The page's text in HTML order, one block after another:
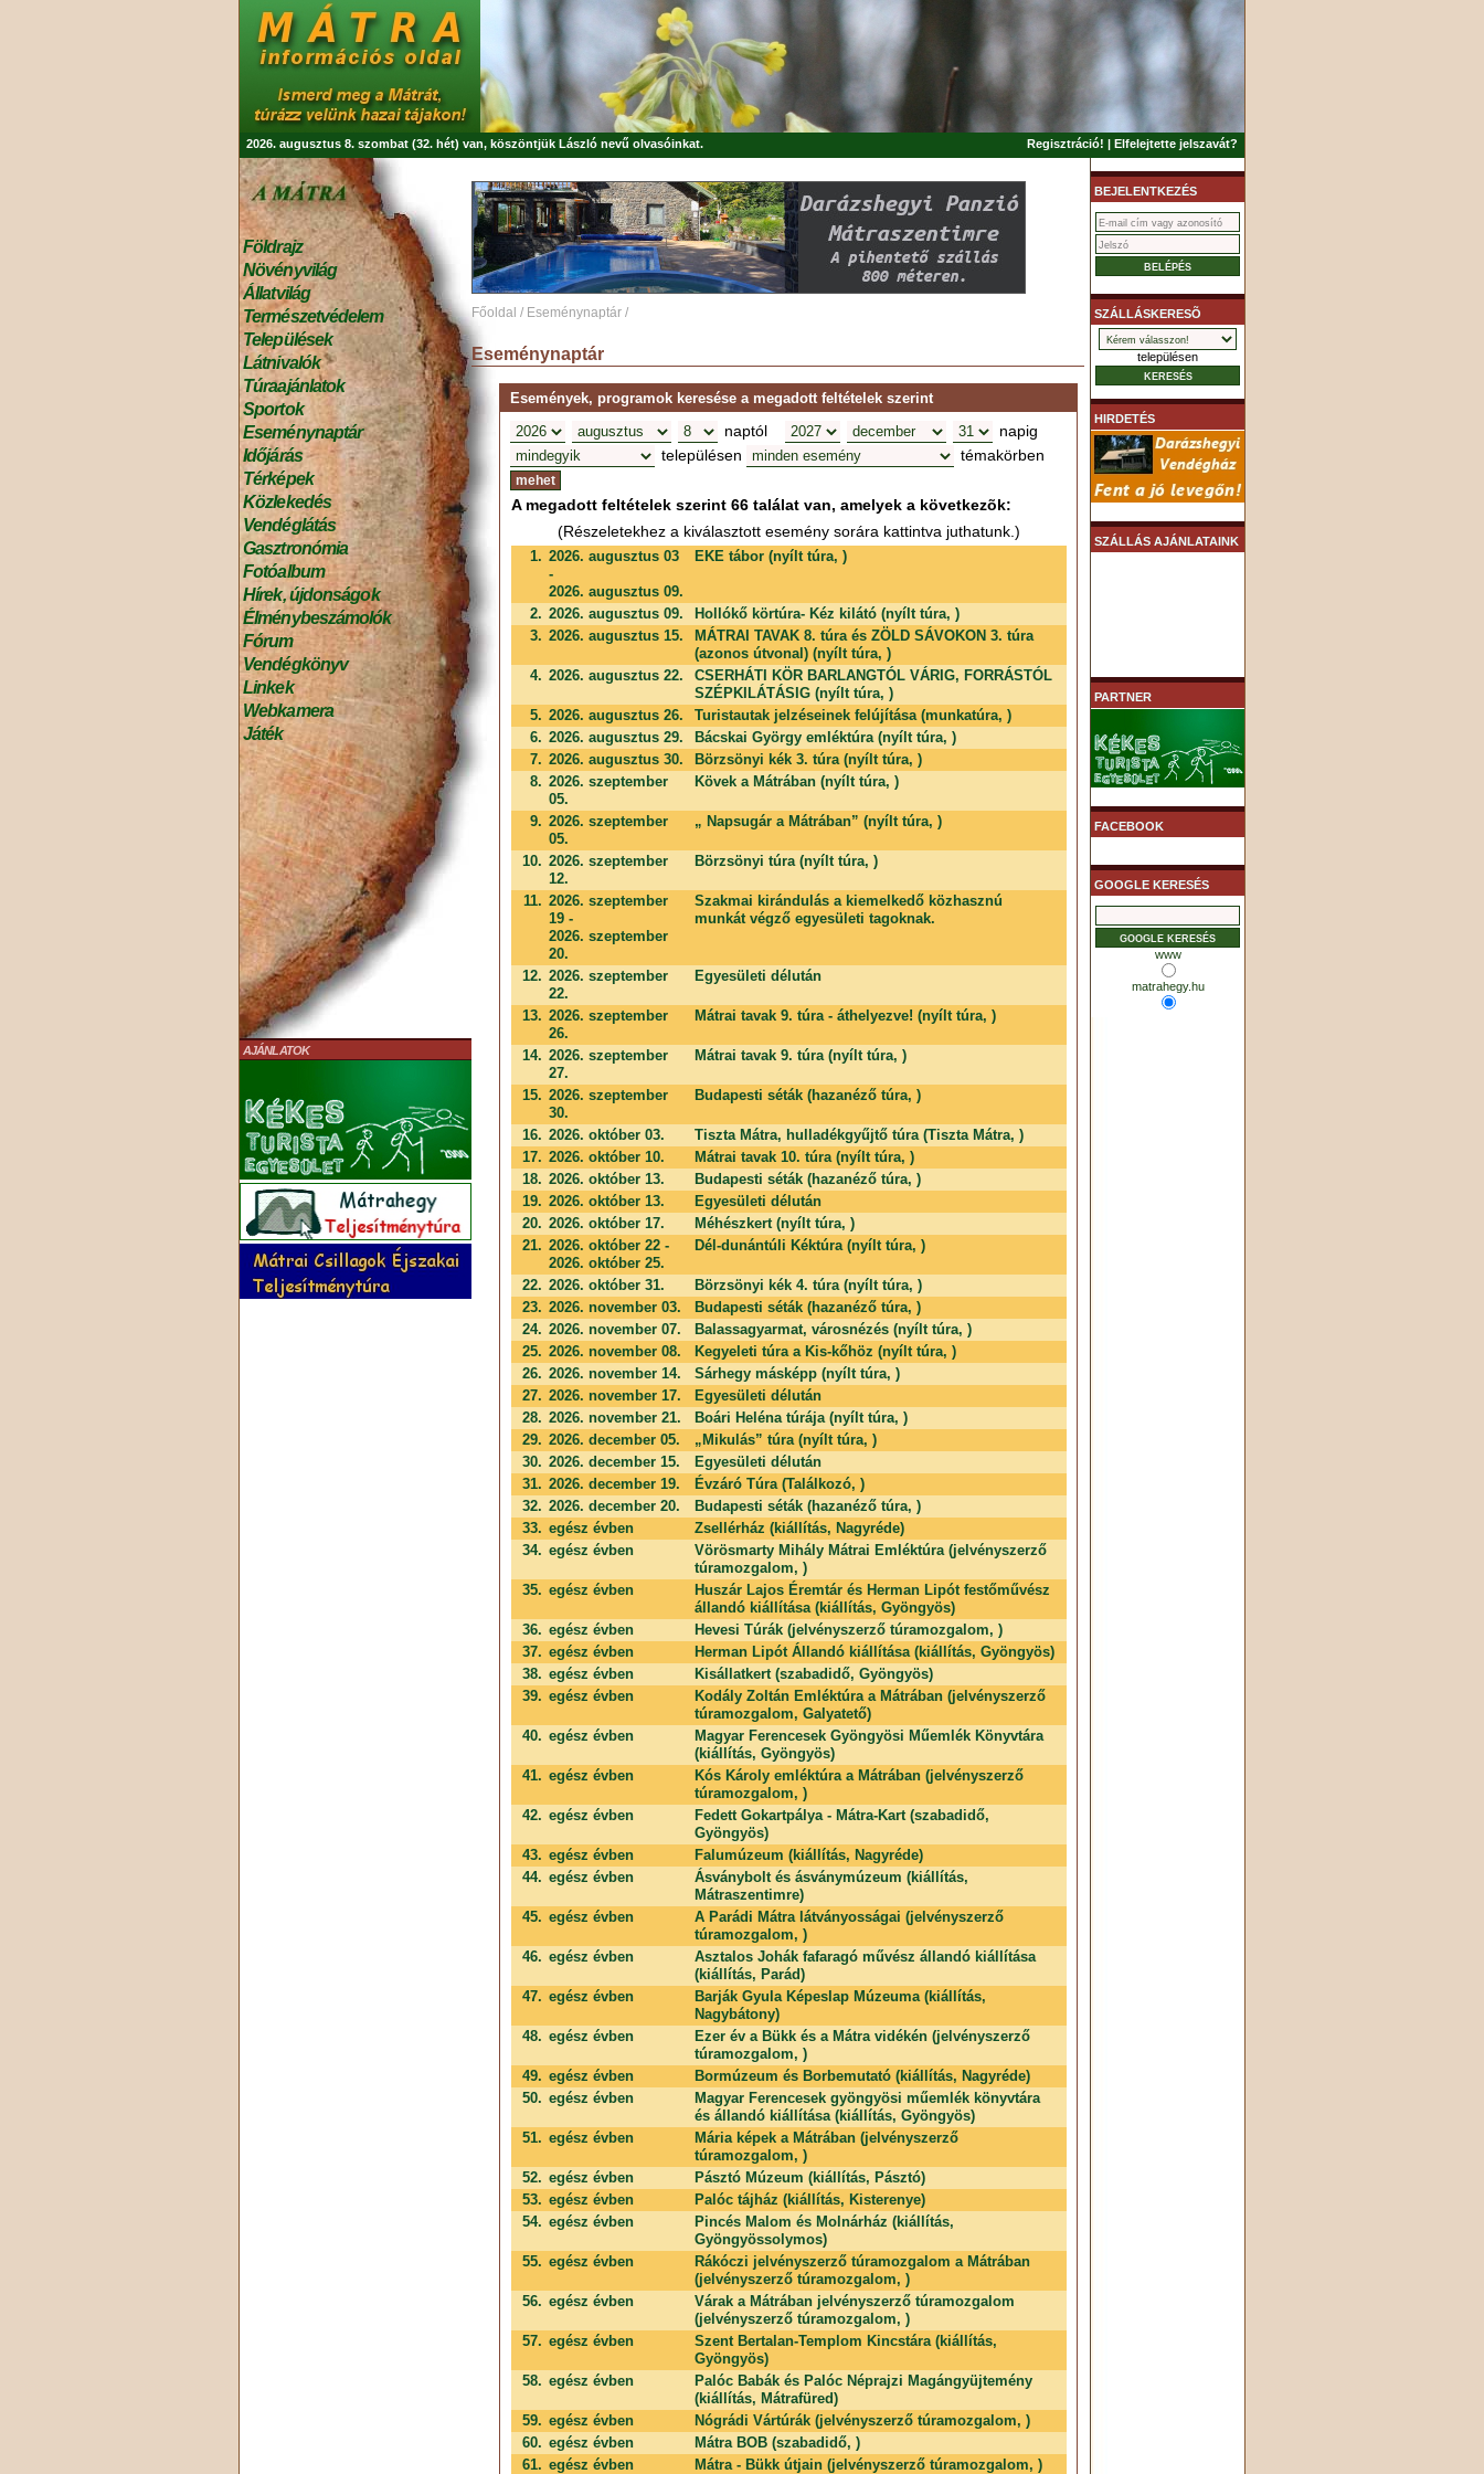
2026. augusztus 8. szombat (32. hét) van, köszöntjük László nevű olvasóinkat. Regisztráció! | Elfelejtette jelszavát?
Földrajz
Növényvilág
Állatvilág
Természetvédelem
Települések
Látnivalók
Túraajánlatok
Sportok
Eseménynaptár
Időjárás
Térképek
Közlekedés
Vendéglátás
Gasztronómia
Fotóalbum
Hírek, újdonságok
Élménybeszámolók
Fórum
Vendégkönyv
Linkek
Webkamera
Játék
AJÁNLATOK
Főoldal / Eseménynaptár /
Eseménynaptár
Események, programok keresése a megadott feltételek szerint
naptól
napig
településen
témakörben
A megadott feltételek szerint 66 találat van, amelyek a következõk:
(Részeletekhez a kiválasztott esemény sorára kattintva juthatunk.)
1. 2026. augusztus 03
-
2026. augusztus 09.
EKE tábor (nyílt túra, )
2. 2026. augusztus 09.
Hollókő körtúra- Kéz kilátó (nyílt túra, )
3. 2026. augusztus 15.
MÁTRAI TAVAK 8. túra és ZÖLD SÁVOKON 3. túra
(azonos útvonal) (nyílt túra, )
4. 2026. augusztus 22.
CSERHÁTI KÖR BARLANGTÓL VÁRIG, FORRÁSTÓL
SZÉPKILÁTÁSIG (nyílt túra, )
5. 2026. augusztus 26.
Turistautak jelzéseinek felújítása (munkatúra, )
6. 2026. augusztus 29.
Bácskai György emléktúra (nyílt túra, )
7. 2026. augusztus 30.
Börzsönyi kék 3. túra (nyílt túra, )
8. 2026. szeptember
05.
Kövek a Mátrában (nyílt túra, )
9. 2026. szeptember
05.
„ Napsugár a Mátrában” (nyílt túra, )
10. 2026. szeptember
12.
Börzsönyi túra (nyílt túra, )
11. 2026. szeptember
19 -
2026. szeptember
20.
Szakmai kirándulás a kiemelkedő közhasznú
munkát végző egyesületi tagoknak.
12. 2026. szeptember
22.
Egyesületi délután
13. 2026. szeptember
26.
Mátrai tavak 9. túra - áthelyezve! (nyílt túra, )
14. 2026. szeptember
27.
Mátrai tavak 9. túra (nyílt túra, )
15. 2026. szeptember
30.
Budapesti séták (hazanéző túra, )
16. 2026. október 03.
Tiszta Mátra, hulladékgyűjtő túra (Tiszta Mátra, )
17. 2026. október 10.
Mátrai tavak 10. túra (nyílt túra, )
18. 2026. október 13.
Budapesti séták (hazanéző túra, )
19. 2026. október 13.
Egyesületi délután
20. 2026. október 17.
Méhészkert (nyílt túra, )
21. 2026. október 22 -
2026. október 25.
Dél-dunántúli Kéktúra (nyílt túra, )
22. 2026. október 31.
Börzsönyi kék 4. túra (nyílt túra, )
23. 2026. november 03.
Budapesti séták (hazanéző túra, )
24. 2026. november 07.
Balassagyarmat, városnézés (nyílt túra, )
25. 2026. november 08.
Kegyeleti túra a Kis-kőhöz (nyílt túra, )
26. 2026. november 14.
Sárhegy másképp (nyílt túra, )
27. 2026. november 17.
Egyesületi délután
28. 2026. november 21.
Boári Heléna túrája (nyílt túra, )
29. 2026. december 05.
„Mikulás” túra (nyílt túra, )
30. 2026. december 15.
Egyesületi délután
31. 2026. december 19.
Évzáró Túra (Találkozó, )
32. 2026. december 20.
Budapesti séták (hazanéző túra, )
33. egész évben
Zsellérház (kiállítás, Nagyréde)
34. egész évben
Vörösmarty Mihály Mátrai Emléktúra (jelvényszerző
túramozgalom, )
35. egész évben
Huszár Lajos Éremtár és Herman Lipót festőművész
állandó kiállítása (kiállítás, Gyöngyös)
36. egész évben
Hevesi Túrák (jelvényszerző túramozgalom, )
37. egész évben
Herman Lipót Állandó kiállítása (kiállítás, Gyöngyös)
38. egész évben
Kisállatkert (szabadidő, Gyöngyös)
39. egész évben
Kodály Zoltán Emléktúra a Mátrában (jelvényszerző
túramozgalom, Galyatető)
40. egész évben
Magyar Ferencesek Gyöngyösi Műemlék Könyvtára
(kiállítás, Gyöngyös)
41. egész évben
Kós Károly emléktúra a Mátrában (jelvényszerző
túramozgalom, )
42. egész évben
Fedett Gokartpálya - Mátra-Kart (szabadidő,
Gyöngyös)
43. egész évben
Falumúzeum (kiállítás, Nagyréde)
44. egész évben
Ásványbolt és ásványmúzeum (kiállítás,
Mátraszentimre)
45. egész évben
A Parádi Mátra látványosságai (jelvényszerző
túramozgalom, )
46. egész évben
Asztalos Johák fafaragó művész állandó kiállítása
(kiállítás, Parád)
47. egész évben
Barják Gyula Képeslap Múzeuma (kiállítás,
Nagybátony)
48. egész évben
Ezer év a Bükk és a Mátra vidékén (jelvényszerző
túramozgalom, )
49. egész évben
Bormúzeum és Borbemutató (kiállítás, Nagyréde)
50. egész évben
Magyar Ferencesek gyöngyösi műemlék könyvtára
és állandó kiállítása (kiállítás, Gyöngyös)
51. egész évben
Mária képek a Mátrában (jelvényszerző
túramozgalom, )
52. egész évben
Pásztó Múzeum (kiállítás, Pásztó)
53. egész évben
Palóc tájház (kiállítás, Kisterenye)
54. egész évben
Pincés Malom és Molnárház (kiállítás,
Gyöngyössolymos)
55. egész évben
Rákóczi jelvényszerző túramozgalom a Mátrában
(jelvényszerző túramozgalom, )
56. egész évben
Várak a Mátrában jelvényszerző túramozgalom
(jelvényszerző túramozgalom, )
57. egész évben
Szent Bertalan-Templom Kincstára (kiállítás,
Gyöngyös)
58. egész évben
Palóc Babák és Palóc Néprajzi Magángyüjtemény
(kiállítás, Mátrafüred)
59. egész évben
Nógrádi Vártúrák (jelvényszerző túramozgalom, )
60. egész évben
Mátra BOB (szabadidő, )
61. egész évben Mátra - Bükk útjain (jelvényszerző túramozgalom, )
BEJELENTKEZÉS
SZÁLLÁSKERESÕ
településen
HIRDETÉS
SZÁLLÁS AJÁNLATAINK
PARTNER
FACEBOOK
GOOGLE KERESÉS
www
matrahegy.hu